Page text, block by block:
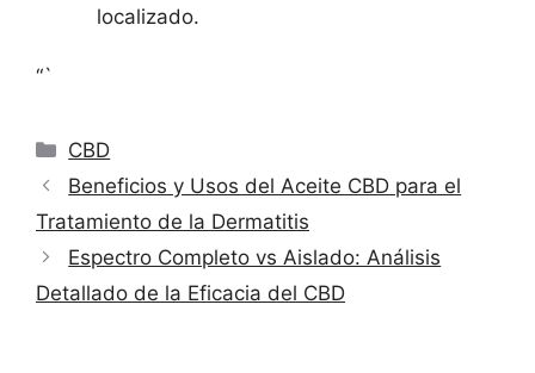
localizado.
“`
Categorías
CBD
Beneficios y Usos del Aceite CBD para el
Tratamiento de la Dermatitis
Espectro Completo vs Aislado: Análisis
Detallado de la Eficacia del CBD